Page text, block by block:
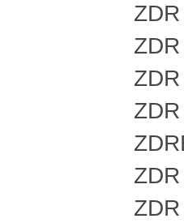
ZDR 6
ZDR
ZDR 6
ZDR 6
ZDR 6
ZDR 6